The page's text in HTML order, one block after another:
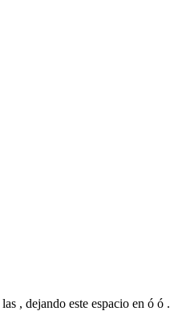
, dejando este espacio en ó ó .